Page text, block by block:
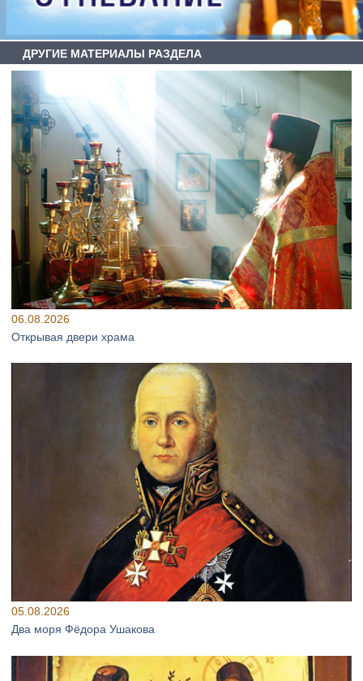
ДРУГИЕ МАТЕРИАЛЫ РАЗДЕЛА
06.08.2026
Открывая двери храма
05.08.2026
Два моря Фёдора Ушакова